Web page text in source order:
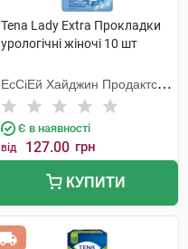
Tena Lady Extra Прокладки
урологічні жіночі 10 шт
ЕсСіЕй Хайджин Продактс
Хугезанд
Є в наявності
від 127.00 грн
КУПИТИ